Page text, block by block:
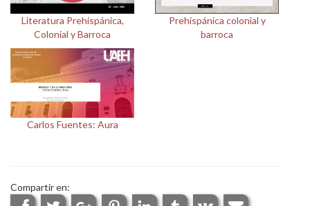
Literatura Prehispánica,
Colonial y Barroca
Prehispánica colonial y
barroca
Carlos Fuentes: Aura
Compartir en: